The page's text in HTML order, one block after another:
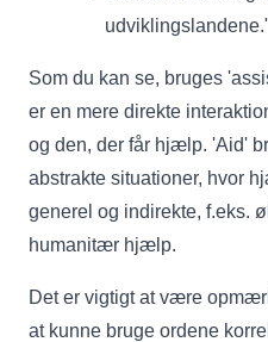
Som du kan se, bruges
er en mere direkte
og den, der får hjælp. 'Aid'
abstrakte situationer, hvor
generel og indirekte, f.eks.
humanitær hjælp.
Det er vigtigt at være
at kunne bruge ordene